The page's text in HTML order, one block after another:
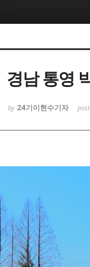
경남 통영
by 24기이현수기자